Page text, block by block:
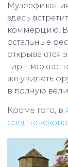
здесь
коммерцию. В
остальные
открываются
тир – можно
же увидеть
в полную
Кроме того, в